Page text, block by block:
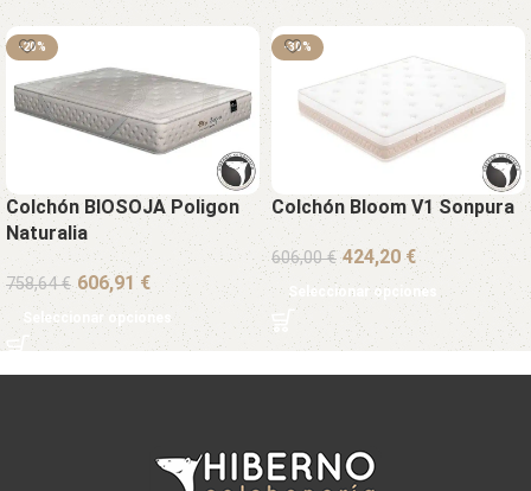
-20%
Colchón BIOSOJA Poligon
Naturalia
758,64€ €
Seleccionar opciones
-30%
Colchón Bloom V1 Sonpura
606,00€ €
Seleccionar opciones